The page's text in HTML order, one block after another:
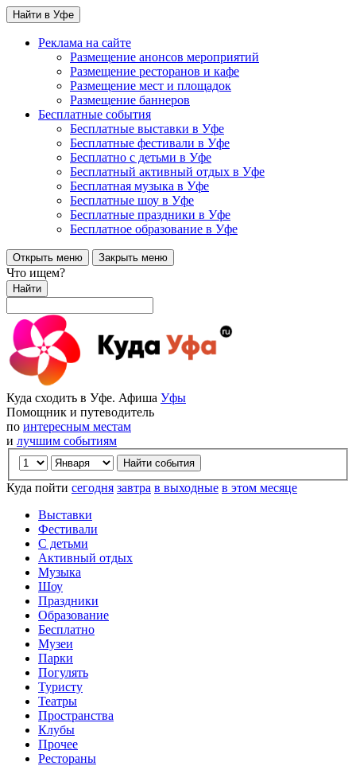
Найти в Уфе
Реклама на сайте
Размещение анонсов мероприятий
Размещение ресторанов и кафе
Размещение мест и площадок
Размещение баннеров
Бесплатные события
Бесплатные выставки в Уфе
Бесплатные фестивали в Уфе
Бесплатно с детьми в Уфе
Бесплатный активный отдых в Уфе
Бесплатная музыка в Уфе
Бесплатные шоу в Уфе
Бесплатные праздники в Уфе
Бесплатное образование в Уфе
Открыть меню Закрыть меню
Что ищем?
Найти
Куда сходить в Уфе. Афиша Уфы
Помощник и путеводитель
по интересным местам
и лучшим событиям
Куда пойти сегодня завтра в выходные в этом месяце
Выставки
Фестивали
С детьми
Активный отдых
Музыка
Шоу
Праздники
Образование
Бесплатно
Музеи
Парки
Погулять
Туристу
Театры
Пространства
Клубы
Прочее
Рестораны